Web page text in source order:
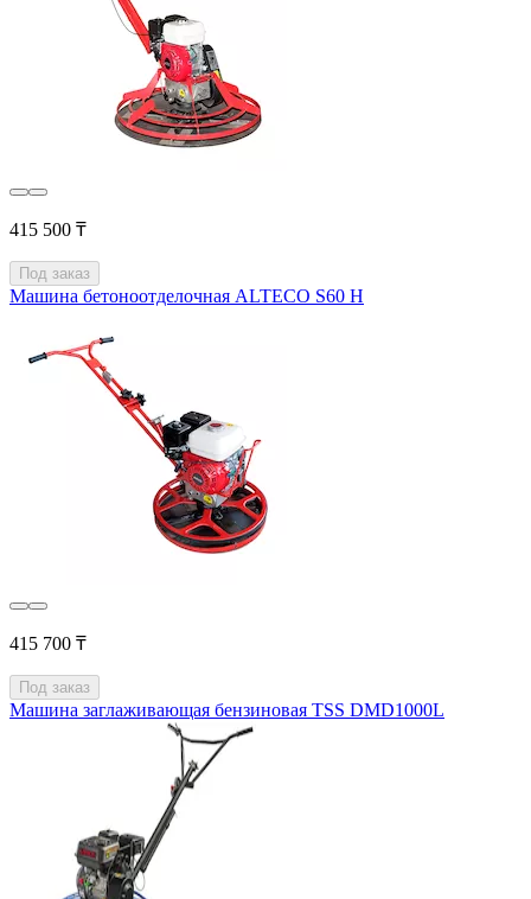
415 500 ₸
Под заказ
Машина бетоноотделочная ALTECO S60 H
415 700 ₸
Под заказ
Машина заглаживающая бензиновая TSS DMD1000L